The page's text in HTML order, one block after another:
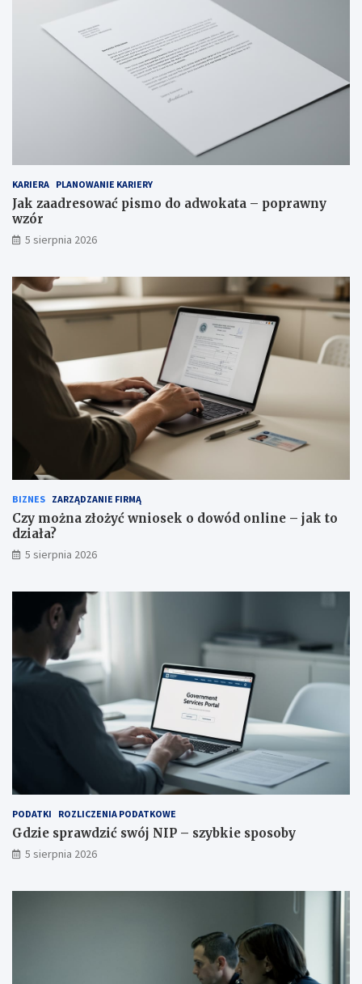
KARIERA PLANOWANIE KARIERY
Jak zaadresować pismo do adwokata – poprawny
wzór
5 sierpnia 2026
BIZNES ZARZĄDZANIE FIRMĄ
Czy można złożyć wniosek o dowód online – jak to
działa?
5 sierpnia 2026
PODATKI ROZLICZENIA PODATKOWE
Gdzie sprawdzić swój NIP – szybkie sposoby
5 sierpnia 2026